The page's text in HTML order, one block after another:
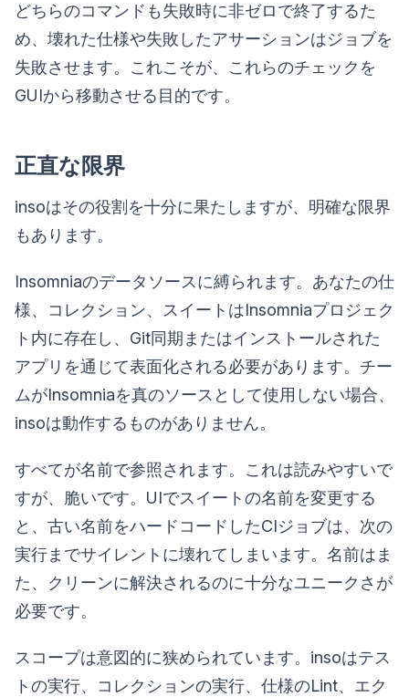
どちらのコマンドも失敗時に非ゼロで終了するた
め、壊れた仕様や失敗したアサーションはジョブを
失敗させます。これこそが、これらのチェックを
GUIから移動させる目的です。
正直な限界
insoはその役割を十分に果たしますが、明確な限界
もあります。
Insomniaのデータソースに縛られます。あなたの仕
様、コレクション、スイートはInsomniaプロジェク
ト内に存在し、Git同期またはインストールされた
アプリを通じて表面化される必要があります。チー
ムがInsomniaを真のソースとして使用しない場合、
insoは動作するものがありません。
すべてが名前で参照されます。これは読みやすいで
すが、脆いです。UIでスイートの名前を変更する
と、古い名前をハードコードしたCIジョブは、次の
実行までサイレントに壊れてしまいます。名前はま
た、クリーンに解決されるのに十分なユニークさが
必要です。
スコープは意図的に狭められています。insoはテス
トの実行、コレクションの実行、仕様のLint、エク